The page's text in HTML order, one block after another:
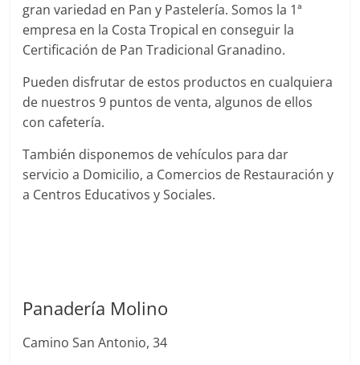
gran variedad en Pan y Pastelería. Somos la 1ª
empresa en la Costa Tropical en conseguir la
Certificación de Pan Tradicional Granadino.
Pueden disfrutar de estos productos en cualquiera
de nuestros 9 puntos de venta, algunos de ellos
con cafetería.
También disponemos de vehículos para dar
servicio a Domicilio, a Comercios de Restauración y
a Centros Educativos y Sociales.
Panadería Molino
Camino San Antonio, 34